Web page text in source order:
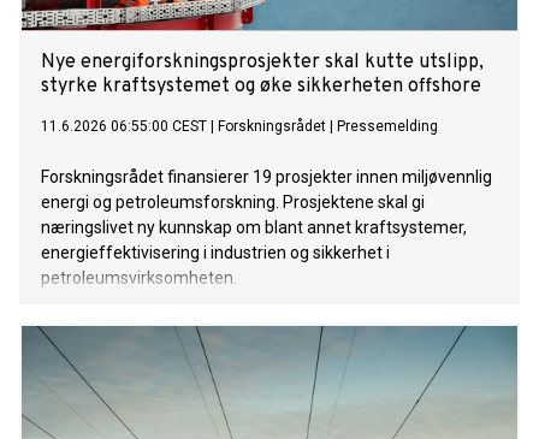
Nye energiforskningsprosjekter skal kutte utslipp,
styrke kraftsystemet og øke sikkerheten offshore
11.6.2026 06:55:00 CEST Forskningsrådet Pressemelding
Forskningsrådet finansierer 19 prosjekter innen miljøvennlig
energi og petroleumsforskning. Prosjektene skal gi
næringslivet ny kunnskap om blant annet kraftsystemer,
energieffektivisering i industrien og sikkerhet i
petroleumsvirksomheten.